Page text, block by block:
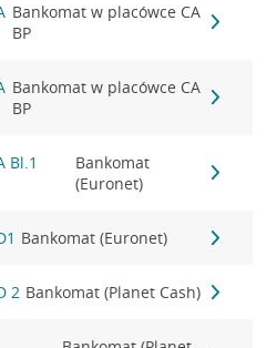
Bankomat w placówce CA
BP
Bankomat w placówce CA
BP
Bl.1
Bankomat
(Euronet)
Bankomat (Euronet)
2 Bankomat (Planet Cash)